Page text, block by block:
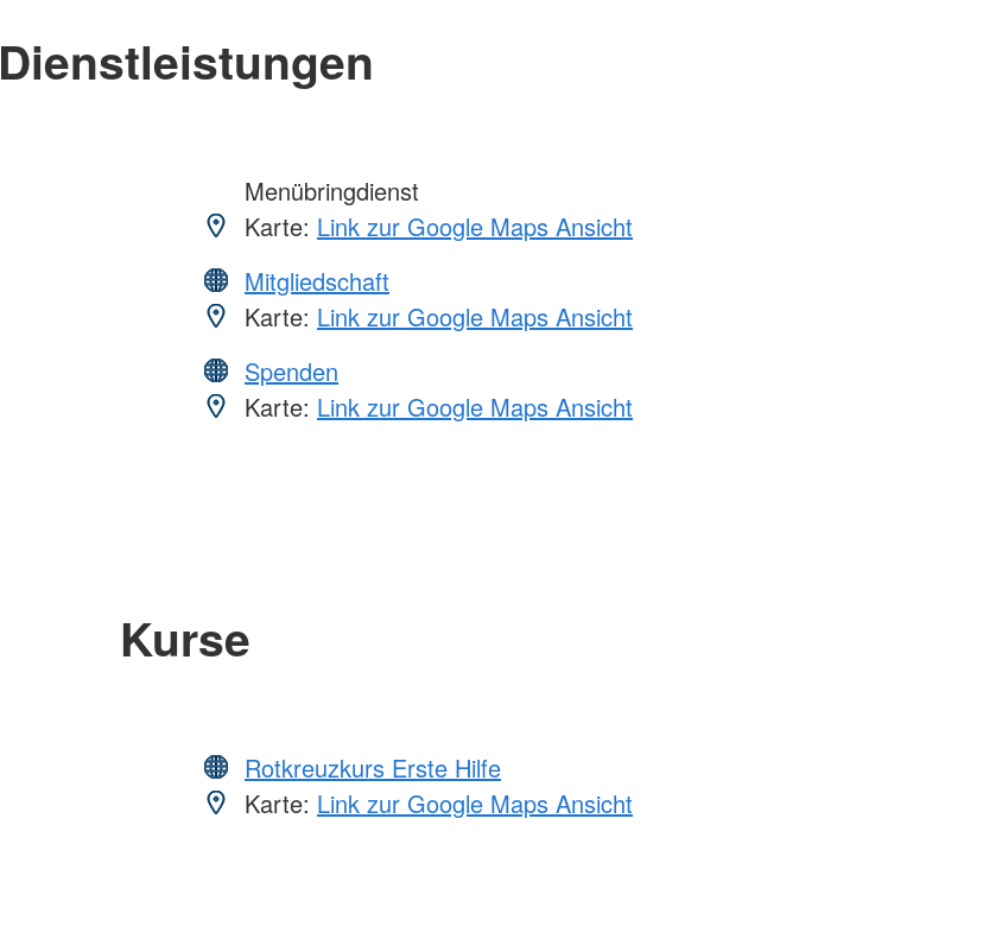
Dienstleistungen
Menübringdienst
Karte: Link zur Google Maps Ansicht
Mitgliedschaft
Karte: Link zur Google Maps Ansicht
Spenden
Karte: Link zur Google Maps Ansicht
Kurse
Rotkreuzkurs Erste Hilfe
Karte: Link zur Google Maps Ansicht